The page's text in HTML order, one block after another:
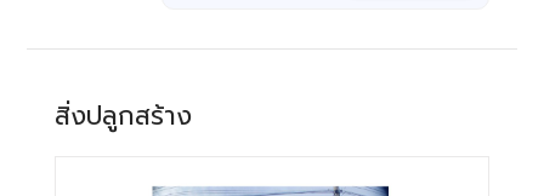
สิ่งปลูกสร้าง